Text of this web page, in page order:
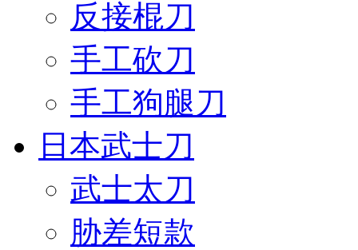
反接棍刀
手工砍刀
手工狗腿刀
日本武士刀
武士太刀
胁差短款